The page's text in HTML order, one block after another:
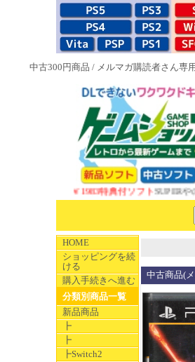
中古300円商品 / メルマガ購読者さん専
NEW 1983特典付ソフトSUPERやのまん
HOME
ショッピングを続
ける
購入手続きへ進む
分類別商品一覧
新品商品
┣
┣
┣Switch2
中古商品(